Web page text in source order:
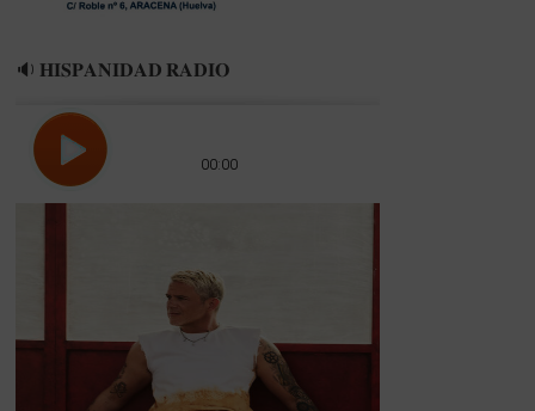
🔉 𝐇𝐈𝐒𝐏𝐀𝐍𝐈𝐃𝐀𝐃 𝐑𝐀𝐃𝐈𝐎